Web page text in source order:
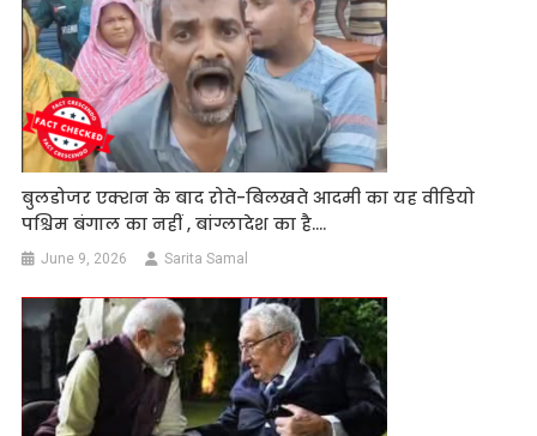
बुलडोजर एक्शन के बाद रोते-बिलखते आदमी का यह वीडियो
पश्चिम बंगाल का नहीं , बांग्लादेश का है….
June 9, 2026 Sarita Samal